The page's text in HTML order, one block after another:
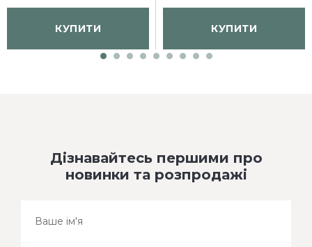
КУПИТИ КУПИТИ
Дізнавайтесь першими про
новинки та розпродажі